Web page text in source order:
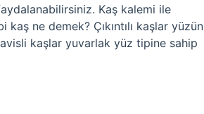
Kaş kalemi ile
ne demek? Çıkıntılı kaşlar yüzün
kaşlar yuvarlak yüz tipine sahip